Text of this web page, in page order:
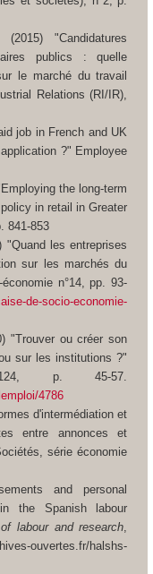
"Candidatures
publics : quelle
le marché du travail
Relations(RI/IR),
job in French and UK
?" Employee
the long-term
in retail in Greater
841-853
"Quand les entreprises
sur les marchés du
n°14, pp. 93-
de-socio-economie-
"Trouver ou créer son
sur les institutions ?"
p. 45-57.
4786
d'intermédiation et
entre annonces et
série économie
and personal
the Spanish labour
labour and research
ouvertes.fr/halshs-